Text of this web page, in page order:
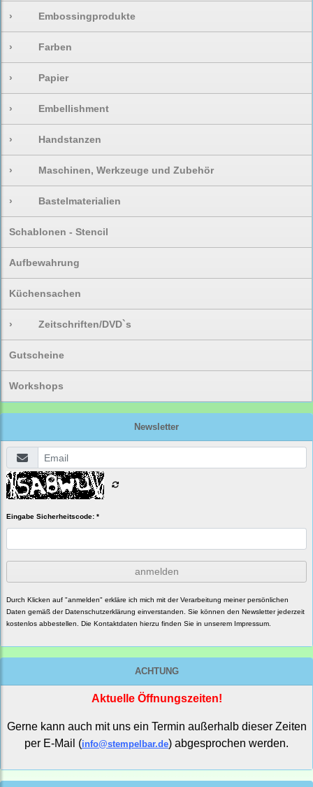
› Embossingprodukte
› Farben
› Papier
› Embellishment
› Handstanzen
› Maschinen, Werkzeuge und Zubehör
› Bastelmaterialien
Schablonen - Stencil
Aufbewahrung
Küchensachen
› Zeitschriften/DVD`s
Gutscheine
Workshops
Newsletter
Eingabe Sicherheitscode: *
anmelden
Durch Klicken auf "anmelden" erkläre ich mich mit der Verarbeitung meiner persönlichen
Daten gemäß der Datenschutzerklärung einverstanden. Sie können den Newsletter jederzeit
kostenlos abbestellen. Die Kontaktdaten hierzu finden Sie in unserem Impressum.
ACHTUNG
Aktuelle Öffnungszeiten!
Gerne kann auch mit uns ein Termin außerhalb dieser Zeiten
per E-Mail (info@stempelbar.de) abgesprochen werden.